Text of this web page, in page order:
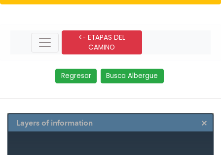
<- ETAPAS DEL
CAMINO
Regresar Busca Albergue